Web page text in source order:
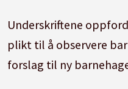
Underskriftene
plikt til å observere
forslag til ny